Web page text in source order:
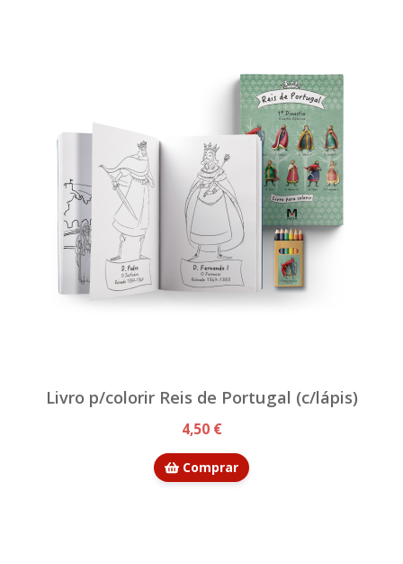
Livro p/colorir Reis de Portugal (c/lápis)
4,50 €
Comprar